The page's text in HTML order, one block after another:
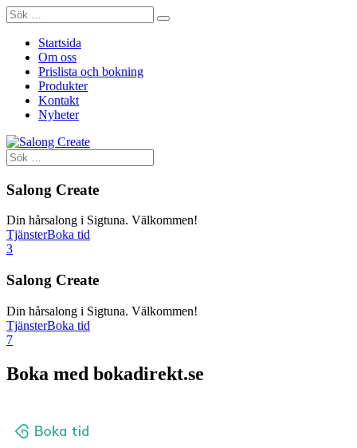
Startsida
Om oss
Prislista och bokning
Produkter
Kontakt
Nyheter
Salong Create
Din hårsalong i Sigtuna. Välkommen!
TjänsterBoka tid
3
Salong Create
Din hårsalong i Sigtuna. Välkommen!
TjänsterBoka tid
7
Boka med bokadirekt.se